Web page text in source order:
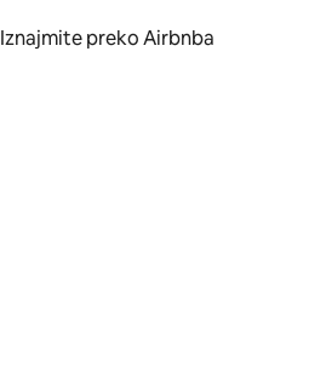
Iznajmite preko Airbnba